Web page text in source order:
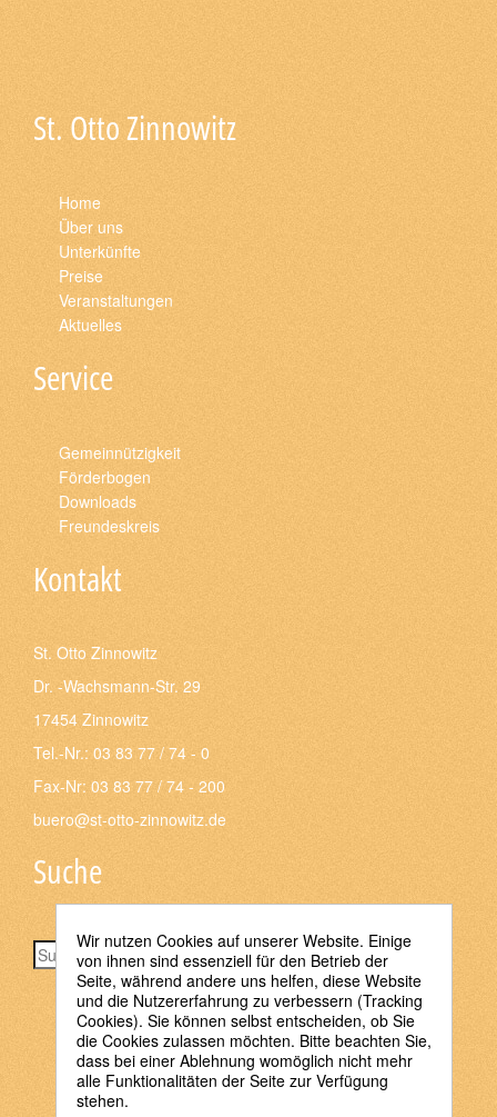
St. Otto Zinnowitz
Home
Über uns
Unterkünfte
Preise
Veranstaltungen
Aktuelles
Service
Gemeinnützigkeit
Förderbogen
Downloads
Freundeskreis
Kontakt
St. Otto Zinnowitz
Dr. -Wachsmann-Str. 29
17454 Zinnowitz
Tel.-Nr.: 03 83 77 / 74 - 0
Fax-Nr: 03 83 77 / 74 - 200
buero@st-otto-zinnowitz.de
Suche
Suchen
Wir nutzen Cookies auf unserer Website. Einige
von ihnen sind essenziell für den Betrieb der
Seite, während andere uns helfen, diese Website
und die Nutzererfahrung zu verbessern (Tracking
Cookies). Sie können selbst entscheiden, ob Sie
die Cookies zulassen möchten. Bitte beachten Sie,
dass bei einer Ablehnung womöglich nicht mehr
alle Funktionalitäten der Seite zur Verfügung
stehen.